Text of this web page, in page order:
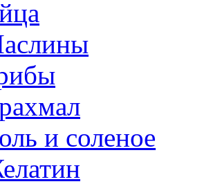
и соленое